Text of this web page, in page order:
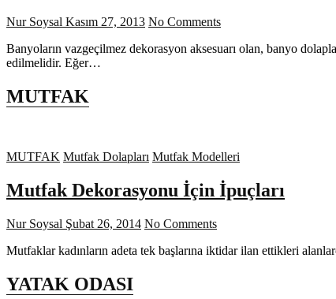
Nur Soysal Kasım 27, 2013 No Comments
Banyoların vazgeçilmez dekorasyon aksesuarı olan, banyo
edilmelidir. Eğer…
MUTFAK
MUTFAK Mutfak Dolapları Mutfak Modelleri
Mutfak Dekorasyonu İçin İpuçları
Nur Soysal Şubat 26, 2014 No Comments
Mutfaklar kadınların adeta tek başlarına iktidar ilan ettikleri
YATAK ODASI